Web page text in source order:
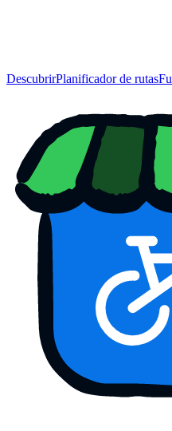
DescubrirPlanificador de rutas